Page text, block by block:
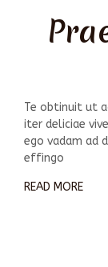
Te obtinuit ut
iter deliciae
ego vadam ad
effingo
READ MORE